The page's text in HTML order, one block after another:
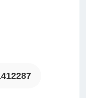
表、零配件，保证*。